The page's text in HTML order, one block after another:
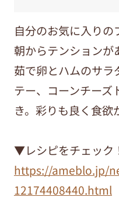
自分のお気に入りの
朝からテンションが
茹で卵とハムのサラ
テー、コーンチーズ
き。彩りも良く食欲
▼レシピをチェック
https://ameblo.jp/
12174408440.html